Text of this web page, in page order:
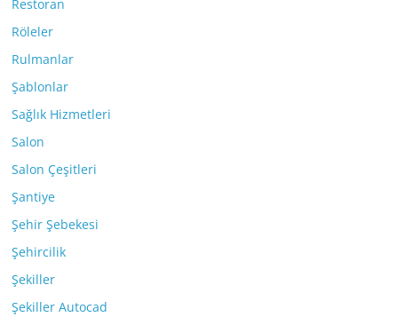
Restoran
Röleler
Rulmanlar
Şablonlar
Sağlık Hizmetleri
Salon
Salon Çeşitleri
Şantiye
Şehir Şebekesi
Şehircilik
Şekiller
Şekiller Autocad